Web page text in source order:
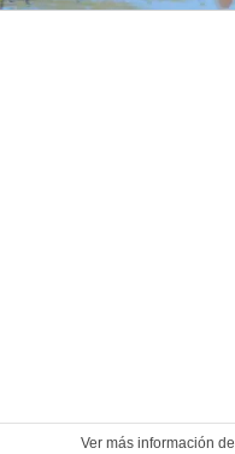
Ver más información de